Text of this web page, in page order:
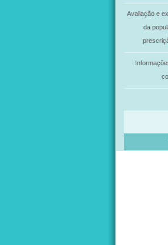
Avaliação e
da